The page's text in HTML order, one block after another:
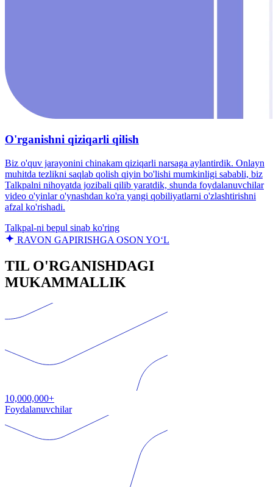
O'rganishni qiziqarli qilish
Biz o'quv jarayonini chinakam qiziqarli narsaga aylantirdik. Onlayn
muhitda tezlikni saqlab qolish qiyin bo'lishi mumkinligi sababli, biz
Talkpalni nihoyatda jozibali qilib yaratdik, shunda foydalanuvchilar
video o'yinlar o'ynashdan ko'ra yangi qobiliyatlarni o'zlashtirishni
afzal ko'rishadi.
Talkpal-ni bepul sinab ko'ring
RAVON GAPIRISHGA OSON YO‘L
TIL O'RGANISHDAGI
MUKAMMALLIK
10,000,000+
Foydalanuvchilar